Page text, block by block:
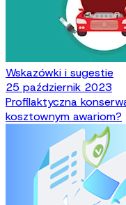
Wskazówki i sugestie
25 październik 2023
Profilaktyczna
kosztownym awariom?